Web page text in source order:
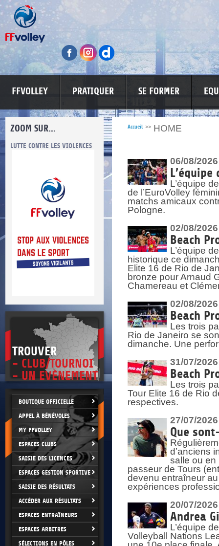
FFVOLLEY PRATIQUER SE FORMER
ZOOM SUR...
LUTTE CONTRE LES VIOLENCES MA PETITE SPONSO
>
TROUVER
- CLUB/TOURNOI
- UN EVÈNEMENT
BOUTIQUE OFFICIELLE
APPEL À BÉNÉVOLES
MY FFVOLLEY
ESPACES CLUBS
SAISIE DES LICENCES
ESPACES GESTION SPORTIVE
SAISIE DES RÉSULTATS
ACCÉDER AUX RÉSULTATS
ESPACES ENTRAÎNEURS
ESPACES ARBITRES
SÉLECTIONS EN PÔLES
Accueil >> HOME
06/08/2026
L’équipe
L’équipe
de l’EuroVolley
matchs amicaux
Pologne.
02/08/2026
Beach
L’équipe
historique ce
Elite 16 de Rio de
bronze pour Arnaud
Chamereau et
02/08/2026
Beach
Les trois
Rio de Janeiro se
dimanche. Une
31/07/2026
Beach
Les trois
Tour Elite 16 de Rio
respectives.
27/07/2026
Que
d’anciens
salle ou en
passeur de Tours
devenu entraîneur
expériences
20/07/2026
Andrea
L’équipe
Volleyball Nations